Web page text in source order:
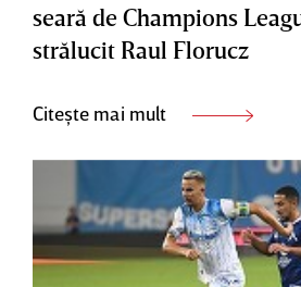
seară de Champions
strălucit Raul Florucz
Citește mai mult